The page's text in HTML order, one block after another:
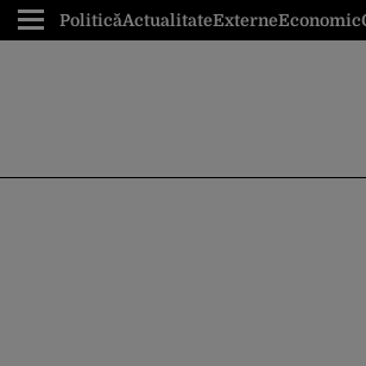
PoliticăActualitateExterneEconomic